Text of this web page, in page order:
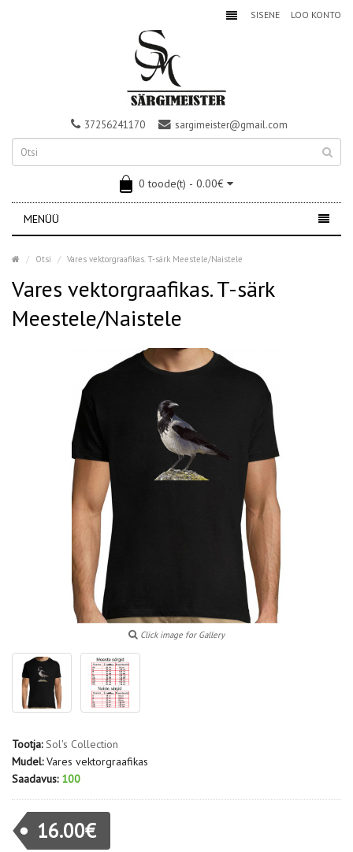
SISENE LOO KONTO
37256241170 sargimeister@gmail.com
0 toode(t) - 0.00€
MENÜÜ
Otsi Vares vektorgraafikas. T-särk Meestele/Naistele
Vares vektorgraafikas. T-särk
Meestele/Naistele
Click image for Gallery
Tootja: Sol's Collection
Mudel: Vares vektorgraafikas
Saadavus: 100
16.00€